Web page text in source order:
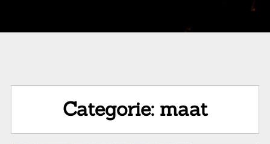
Categorie: maat